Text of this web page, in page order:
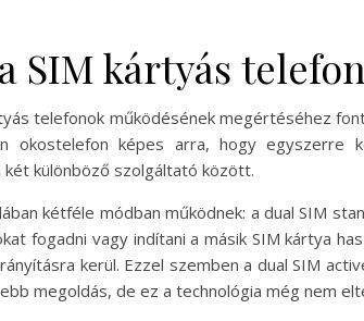
SIM kártyás
telefonok működésének megértéséhez
okostelefon képes arra, hogy egyszerre
két különböző szolgáltató között.
kétféle módban működnek: a dual SIM
fogadni vagy indítani a másik SIM kártya
kerül. Ezzel szemben a dual SIM
megoldás, de ez a technológia még nem